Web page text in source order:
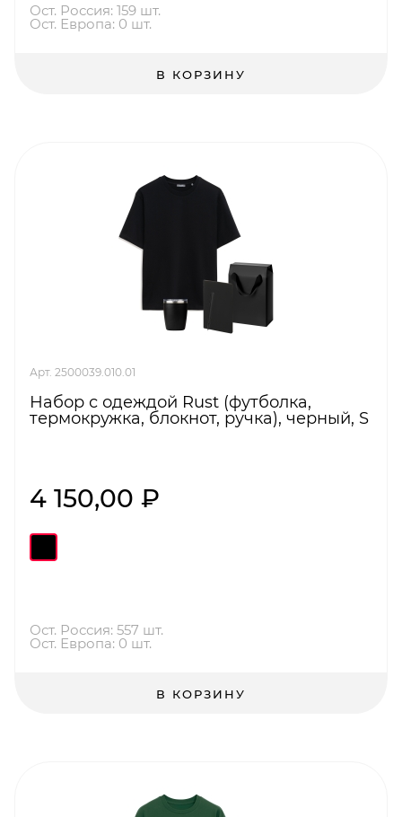
Ост. Россия: 159 шт.
Ост. Европа: 0 шт.
В КОРЗИНУ
Арт. 2500039.010.01
Набор с одеждой Rust (футболка,
термокружка, блокнот, ручка), черный, S
4 150,00 ₽
Ост. Россия: 557 шт.
Ост. Европа: 0 шт.
В КОРЗИНУ